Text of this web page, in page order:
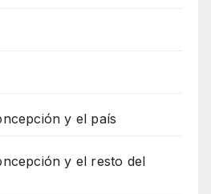
y el país
y el resto del